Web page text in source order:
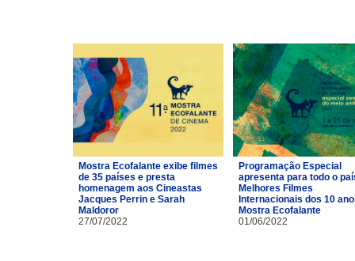
Mostra Ecofalante exibe filmes
de 35 países e presta
homenagem aos Cineastas
Jacques Perrin e Sarah
Maldoror
27/07/2022
Programação Especial
apresenta para todo o
Melhores Filmes
Internacionais dos 10
Mostra Ecofalante
01/06/2022